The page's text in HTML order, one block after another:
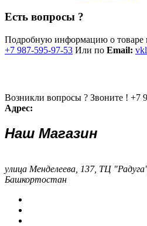
Есть вопросы ?
Подробную информацию о товаре
+7 987-595-97-53 Или по Email:
Возникли вопросы ? Звоните ! +7
Адрес:
Наш Магазин
улица Менделеева, 137, ТЦ
Башкортостан